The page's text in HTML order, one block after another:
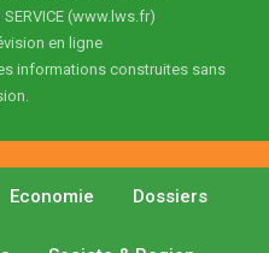
(www.lws.fr)
en ligne
informations construites sans
Economie Dossiers